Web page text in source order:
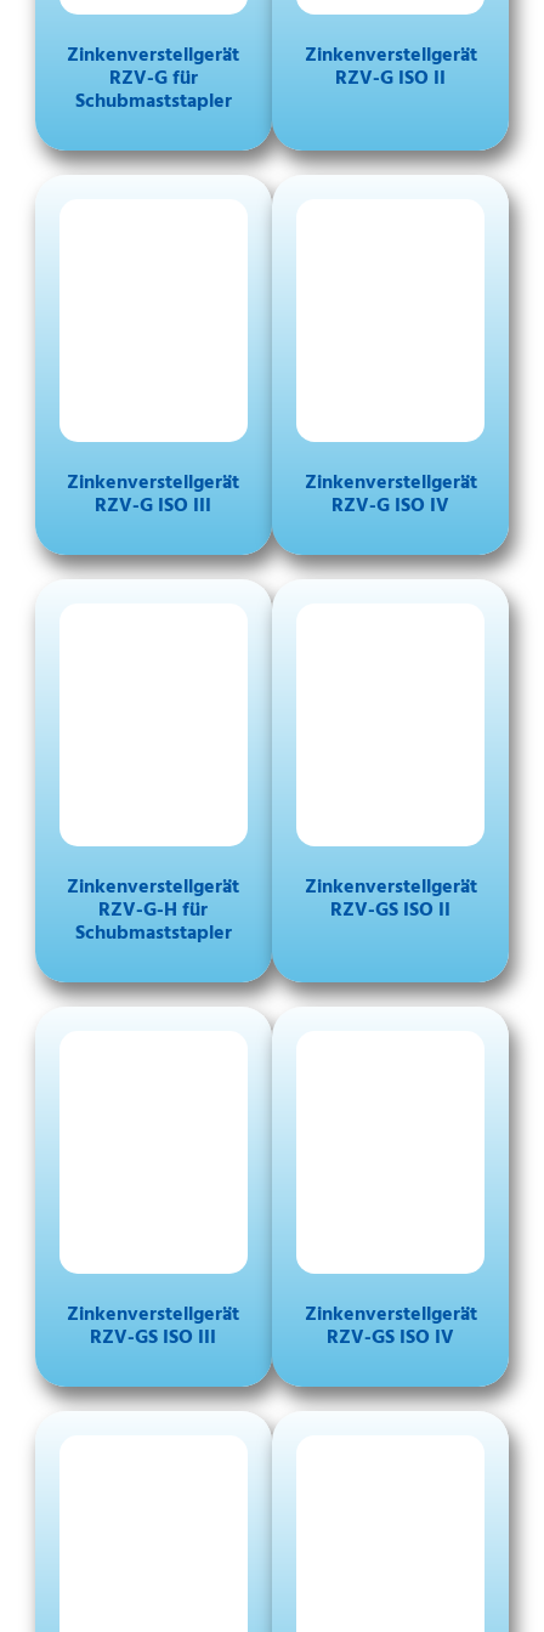
Zinkenverstellgerät
RZV-G für
Schubmaststapler
Zinkenverstellgerät
RZV-G ISO II
Zinkenverstellgerät
RZV-G ISO III
Zinkenverstellgerät
RZV-G ISO IV
Zinkenverstellgerät
RZV-G-H für
Schubmaststapler
Zinkenverstellgerät
RZV-GS ISO II
Zinkenverstellgerät
RZV-GS ISO III
Zinkenverstellgerät
RZV-GS ISO IV